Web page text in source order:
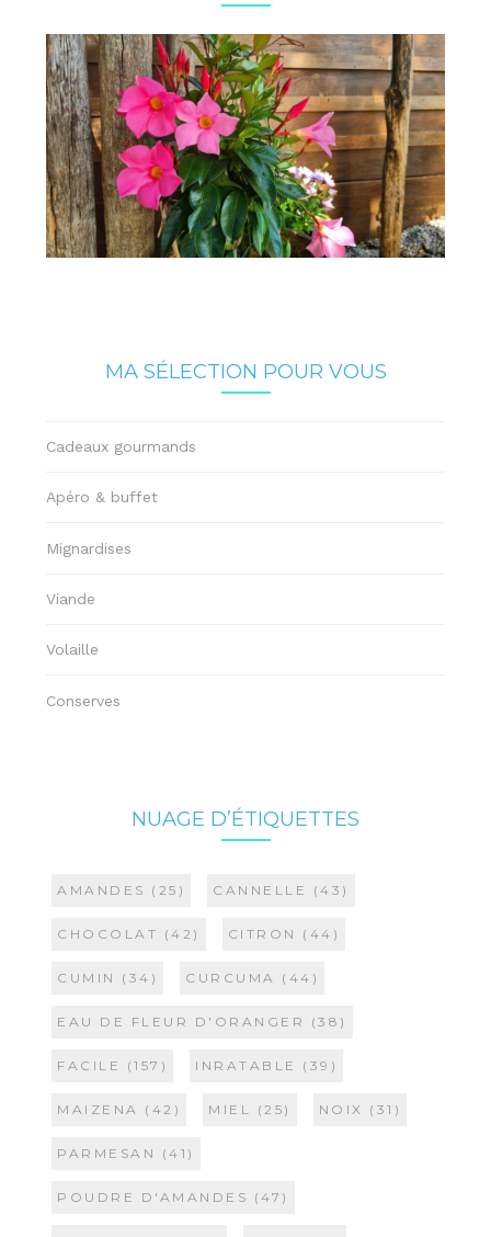
MA SÉLECTION POUR VOUS
Cadeaux gourmands
Apéro & buffet
Mignardises
Viande
Volaille
Conserves
NUAGE D’ÉTIQUETTES
AMANDES (25) CANNELLE (43)
CHOCOLAT (42) CITRON (44)
CUMIN (34) CURCUMA (44)
EAU DE FLEUR D'ORANGER (38)
FACILE (157) INRATABLE (39)
MAIZENA (42) MIEL (25) NOIX (31)
PARMESAN (41)
POUDRE D'AMANDES (47)